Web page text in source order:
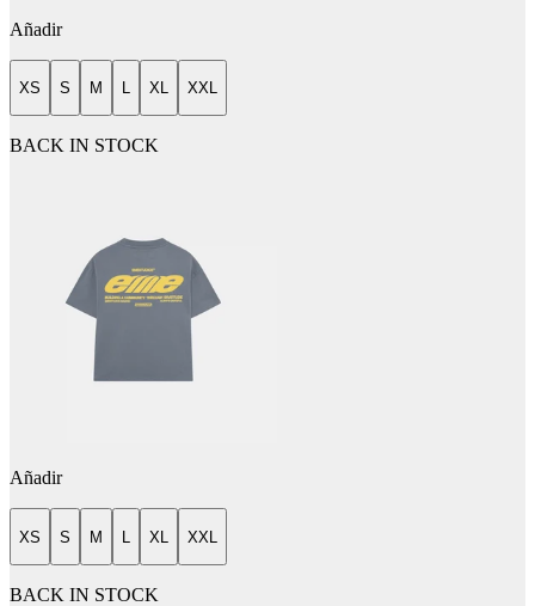
Añadir
XS S M XL XXL
BACK IN STOCK
Añadir
XS S M L XL XXL
BACK IN STOCK